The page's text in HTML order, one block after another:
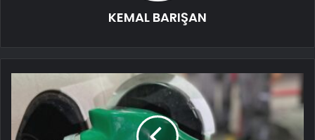
KEMAL BARIŞAN